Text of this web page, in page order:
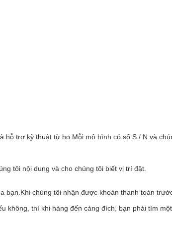
trợ kỹ thuật từ họ.Mỗi mô hình có số S / N và
tôi nội dung và cho chúng tôi biết vị trí đặt.
chúng tôi nhận được khoản thanh toán
không, thì khi hàng đến cảng đích, bạn phải tìm